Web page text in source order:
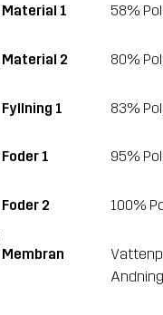
Material 1 58%
Material 2 80%
Fyllning 1 83%
Foder 1 95%
Foder 2 100%
Membran